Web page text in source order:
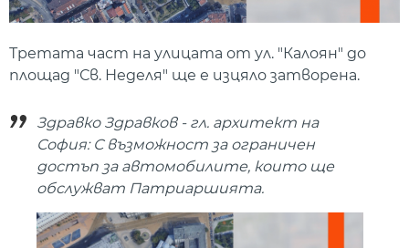
Третата част на улицата от ул. "Калоян" до
площад "Св. Неделя" ще е изцяло затворена.
Здравко Здравков - гл. архитект на
София: С възможност за ограничен
достъп за автомобилите, които ще
обслужват Патриаршията.